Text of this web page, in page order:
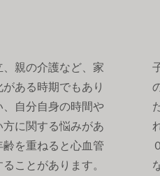
親の介護など、家
ある時期でもあり
自分自身の時間や
に関する悩みがあ
を重ねると心血管
ことがあります。